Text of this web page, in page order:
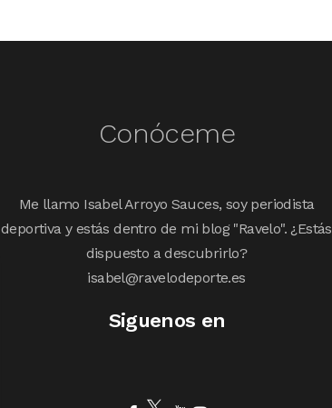
Conóceme
Me llamo Isabel Arroyo Sauces, soy periodista
deportiva y estás dentro de mi blog "Ravelo". ¿Estás
dispuesto a descubrirlo?
isabel@ravelodeporte.es
Siguenos en